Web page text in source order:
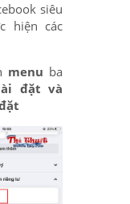
siêu
hiện các
menu ba
đặt và